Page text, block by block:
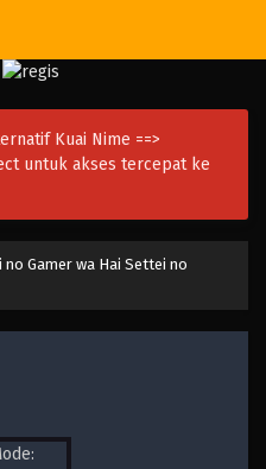
Kuai Nime ==>
untuk akses tercepat ke
Gamer wa Hai Settei no